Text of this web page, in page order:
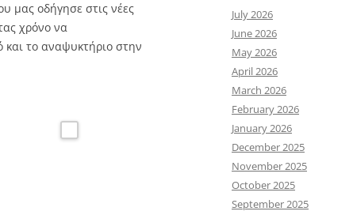
μας οδήγησε στις νέες
χρόνο να
το αναψυκτήριο στην
July 2026
June 2026
May 2026
April 2026
March 2026
February 2026
January 2026
December 2025
November 2025
October 2025
September 2025